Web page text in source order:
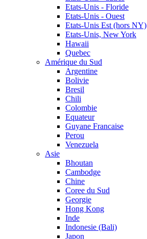
Etats-Unis - Floride
Etats-Unis - Ouest
Etats-Unis Est (hors NY)
Etats-Unis, New York
Hawaii
Quebec
Amérique du Sud
Argentine
Bolivie
Bresil
Chili
Colombie
Equateur
Guyane Francaise
Perou
Venezuela
Asie
Bhoutan
Cambodge
Chine
Coree du Sud
Georgie
Hong Kong
Inde
Indonesie (Bali)
Japon